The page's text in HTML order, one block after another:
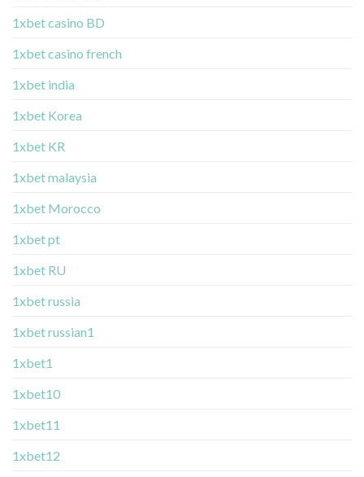
1xbet casino BD
1xbet casino french
1xbet india
1xbet Korea
1xbet KR
1xbet malaysia
1xbet Morocco
1xbet pt
1xbet RU
1xbet russia
1xbet russian1
1xbet1
1xbet10
1xbet11
1xbet12